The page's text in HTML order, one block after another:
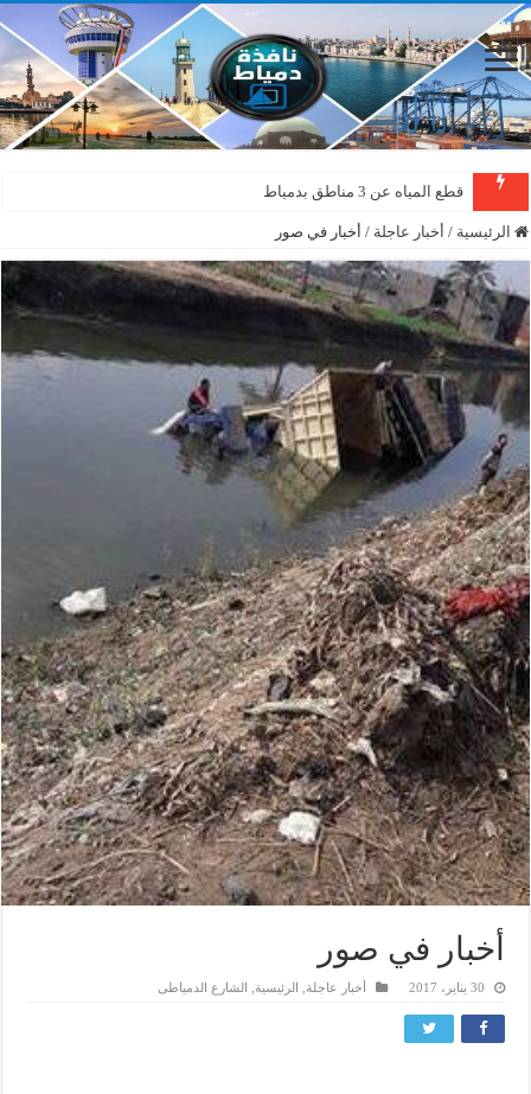
قطع المياه عن 3 مناطق بدمياط
دمياط : سقوط شجرة على الأسلاك الكهربائية بمنطقة المطرى
الرئيسية / أخبار عاجلة / أخبار في صور
أخبار في صور
30 يناير، 2017 أخبار عاجلة الرئيسية الشارع الدمياطى